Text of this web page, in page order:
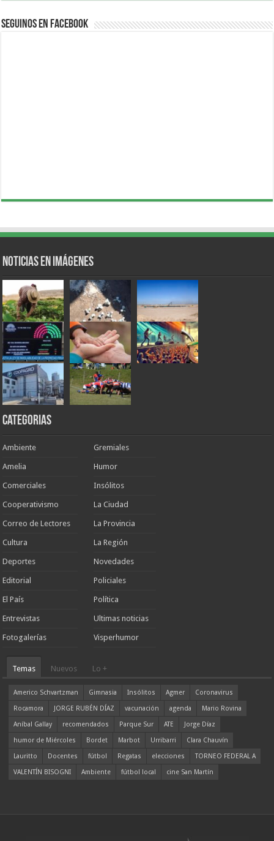
Seguinos en Facebook
Noticias en Imágenes
Categorias
Ambiente
Amelia
Comerciales
Cooperativismo
Correo de Lectores
Cultura
Deportes
Editorial
El País
Entrevistas
Fotogalerías
Gremiales
Humor
Insólitos
La Ciudad
La Provincia
La Región
Novedades
Policiales
Política
Ultimas noticias
Visperhumor
Temas Nuevos Lo +
Americo Schvartzman Gimnasia Insólitos Agmer
Coronavirus
Rocamora
JORGE RUBÉN DÍAZ vacunación agenda
Mario Rovina
Aníbal Gallay
recomendados Parque Sur ATE
Jorge Díaz
humor de Miércoles
Bordet Marbot Urribarri
Clara Chauvín
Lauritto
Docentes fútbol Regatas elecciones
TORNEO FEDERAL A
VALENTÍN BISOGNI
Ambiente fútbol local cine San Martín